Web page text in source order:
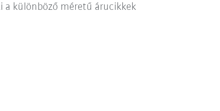
a különböző méretű árucikkek